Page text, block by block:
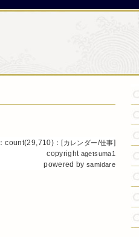
：count(29,710)：[カレンダー/仕事]
copyright agetsuma1
powered bysamidare